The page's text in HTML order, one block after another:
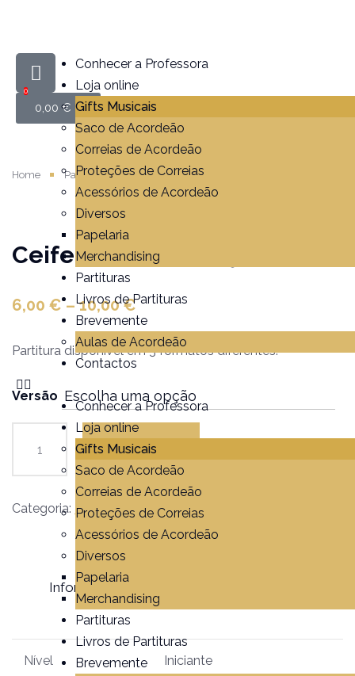
Conhecer a Professora
Loja online
Gifts Musicais
Saco de Acordeão
Correias de Acordeão
Proteções de Correias
Acessórios de Acordeão
Diversos
Papelaria
Merchandising
Partituras
Livros de Partituras
Brevemente
Aulas de Acordeão
Contactos
Conhecer a Professora
Loja online
Gifts Musicais
Saco de Acordeão
Correias de Acordeão
Proteções de Correias
Acessórios de Acordeão
Diversos
Papelaria
Merchandising
Partituras
Livros de Partituras
Brevemente
0,00€
0
Home Partituras Ceifeiras do Alentejo
Ceifeiras do Alentejo
6,00 €–10,00€
Partitura disponível em 3 formatos diferentes.
Versão
Adicionar
Categoria: Partituras
Informação adicional
Nível Iniciante